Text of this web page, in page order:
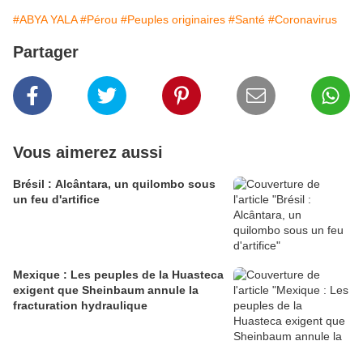
#ABYA YALA #Pérou #Peuples originaires #Santé #Coronavirus
Partager
Vous aimerez aussi
Brésil : Alcântara, un quilombo sous
un feu d'artifice
Mexique : Les peuples de la Huasteca
exigent que Sheinbaum annule la
fracturation hydraulique